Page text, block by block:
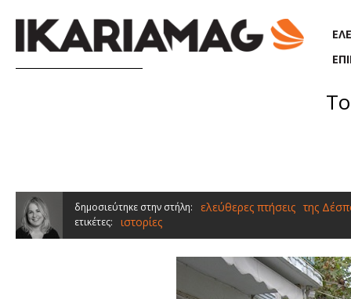
δημοσιεύτηκε στην στήλη: ελεύθερες πτήσεις της
ετικέτες: ιστορίες